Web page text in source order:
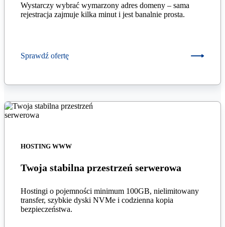
Wystarczy wybrać wymarzony adres domeny – sama
rejestracja zajmuje kilka minut i jest banalnie prosta.
Sprawdź ofertę
HOSTING WWW
Twoja stabilna przestrzeń serwerowa
Hostingi o pojemności minimum 100GB, nielimitowany
transfer, szybkie dyski NVMe i codzienna kopia
bezpieczeństwa.